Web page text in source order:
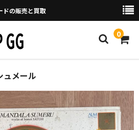
ドの販売と買取
0
ュメール